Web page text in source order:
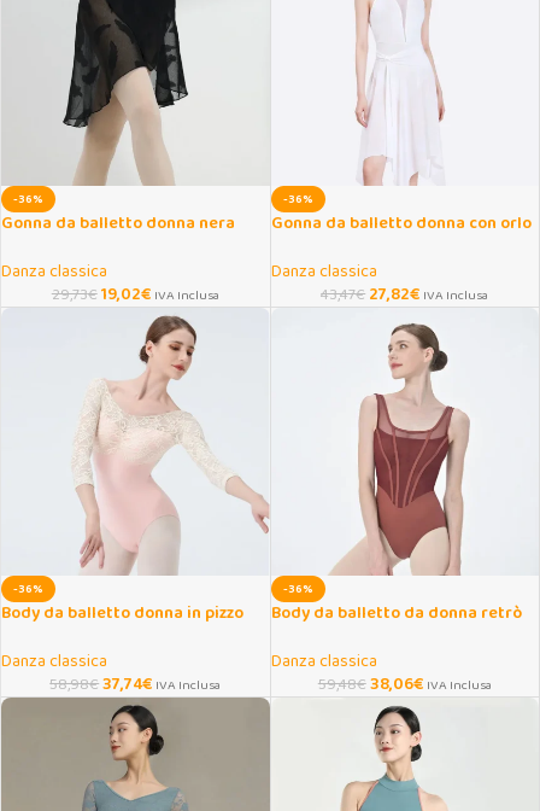
-36%
Gonna da balletto donna nera
Danza classica
29,73€19,02€ IVA Inclusa
-36%
Gonna da balletto donna con orlo
Danza classica
43,47€27,82€ IVA Inclusa
-36%
Body da balletto donna in pizzo
Danza classica
58,98€37,74€ IVA Inclusa
-36%
Body da balletto da donna retrò
Danza classica
59,48€38,06€ IVA Inclusa